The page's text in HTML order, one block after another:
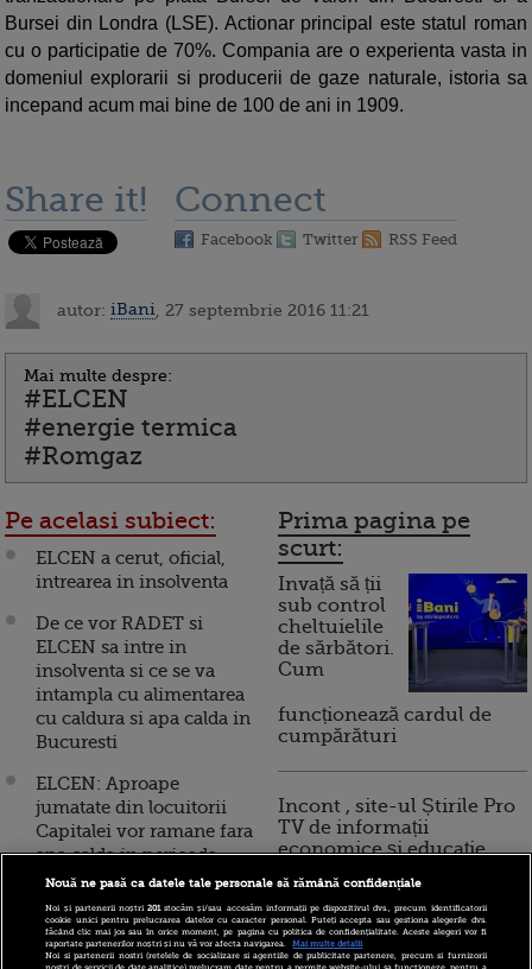
Bursei din Londra (LSE). Actionar principal este statul roman
cu o participatie de 70%. Compania are o experienta vasta in
domeniul explorarii si producerii de gaze naturale, istoria sa
incepand acum mai bine de 100 de ani in 1909.
Share it! Connect
Facebook Twitter RSS Feed
autor: iBani , 27 septembrie 2016 11:21
Mai multe despre:
#ELCEN
#energie termica
#Romgaz
Pe acelasi subiect:
ELCEN a cerut, oficial,
intrearea in insolventa
De ce vor RADET si
ELCEN sa intre in
insolventa si ce se va
intampla cu alimentarea
cu caldura si apa calda in
Bucuresti
ELCEN: Aproape
jumatate din locuitorii
Capitalei vor ramane fara
apa calda in perioada
urmatoare
Datoriile ELCEN la
Romgaz se vor esalona
Prima pagina pe
scurt:
Invață să ții
sub control
cheltuielile
de sărbători.
Cum
funcționează cardul de
cumpărături
Incont , site-ul Știrile Pro
TV de informații
economice și educație
10 reguli pentru decizii
financiare inteligente
Nouă ne pasă ca datele tale personale să rămână confidențiale
Noi și partenerii noștri201stocăm și/sau accesăm informații pe dispozitivul dvs., precum identificatorii
cookie unici pentru prelucrarea datelor cu caracter personal. Puteți accepta sau gestiona alegerile dvs.
făcând clic mai jos sau în orice moment, pe pagina cu politica de confidențialitate. Aceste alegeri vor fi
raportate partenerilor noștri și nu vă vor afecta navigarea.
Mai multe detalii
Noi si partenerii nostri (retelele de socializare si agentiile de publicitate partenere, precum si furnizorii